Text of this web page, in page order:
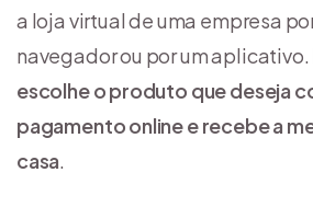
a loja virtual de uma empresa
navegador ou por um
escolhe o produto que deseja
pagamento online e recebe a
casa.